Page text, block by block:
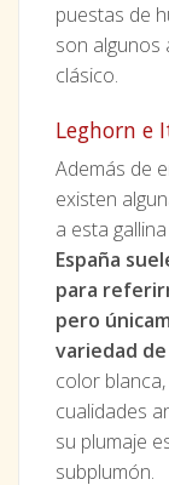
puestas de
son algunos
clásico.
Leghorn e
Además de
existen
a esta
España
para
pero
variedad
color
cualidades
su plumaje
subplumón.